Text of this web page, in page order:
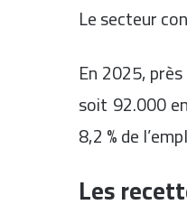
Le secteur
En 2025,
soit 92.000
8,2 % de
Les